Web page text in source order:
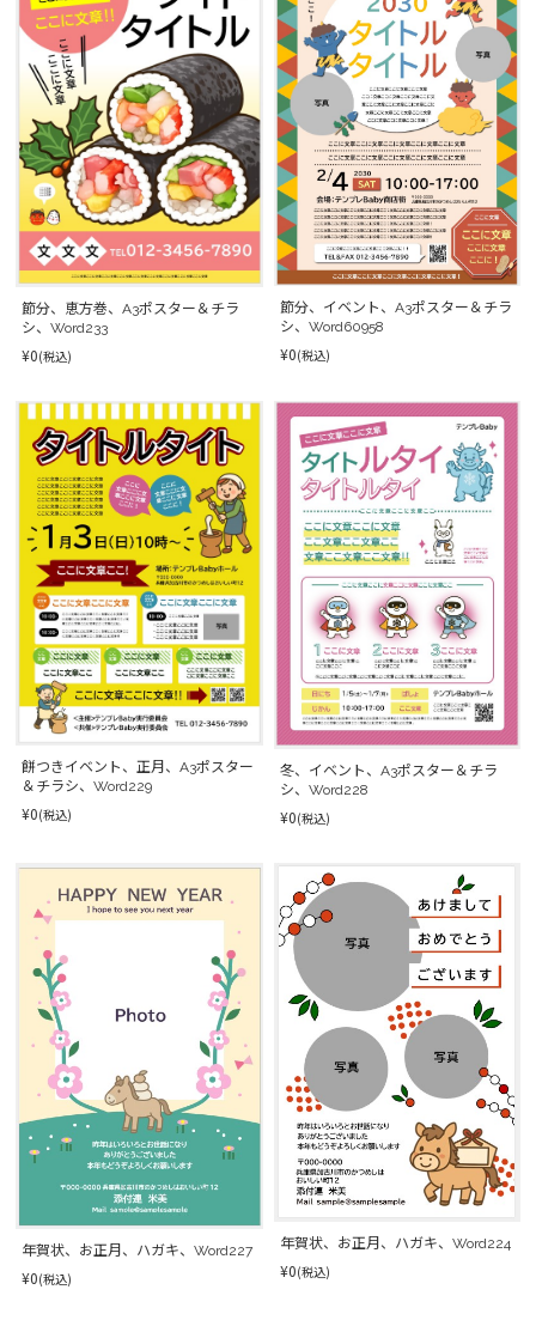
節分、恵方巻、A3ポスター＆チラ
シ、Word233
¥0(税込)
節分、イベント、A3ポスター＆チラ
シ、Word60958
¥0(税込)
餅つきイベント、正月、A3ポスター
＆チラシ、Word229
¥0(税込)
冬、イベント、A3ポスター＆チラ
シ、Word228
¥0(税込)
年賀状、お正月、ハガキ、Word227
¥0(税込)
年賀状、お正月、ハガキ、Word224
¥0(税込)